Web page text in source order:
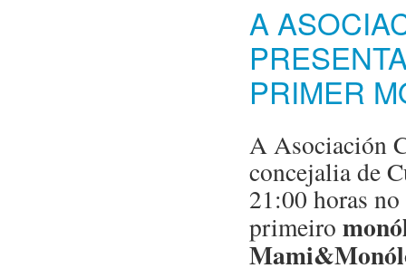
A
PRIMER
A Asociación
concejalia de
21:00 horas
primeiro